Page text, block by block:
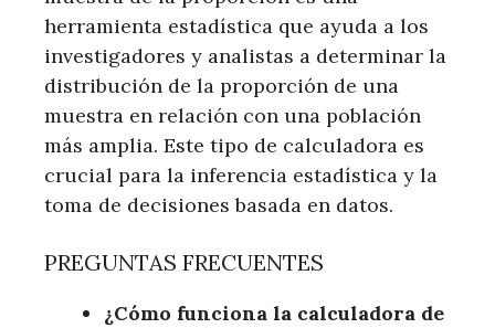
herramienta estadística que ayuda a los
investigadores y analistas a determinar la
distribución de la proporción de una
muestra en relación con una población
más amplia. Este tipo de calculadora es
crucial para la inferencia estadística y la
toma de decisiones basada en datos.
PREGUNTAS FRECUENTES
¿Cómo funciona la calculadora de